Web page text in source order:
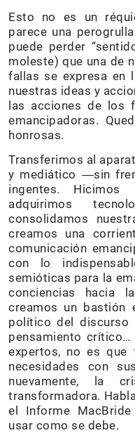
Esto no es un
parece una
puede perder
moleste) que una de
fallas se expresa en
nuestras ideas y
las acciones de los
emancipadoras.
honrosas.
Transferimos al
y mediático ―sin
ingentes.
adquirimos
consolidamos
creamos una
comunicación
con lo
semióticas para la
conciencias hacia
creamos un bastión
político del discurso
pensamiento
expertos, no es
necesidades con
nuevamente, la
transformadora.
el Informe
usar como se debe.